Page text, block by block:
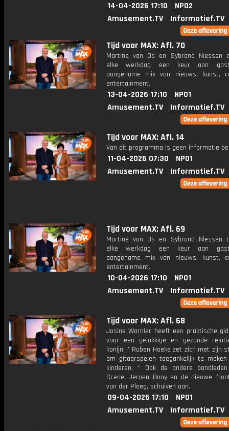
14-04-2026 17:10
NPO2
Amusement.TV
Informatief.TV
Tijd voor MAX: Afl. 70
Martine van Os en Sybrand Niessen
elke werkdag een keur aan
aangename mix van nieuws, kunst,
entertainment.
13-04-2026 17:10
NPO1
Amusement.TV
Informatief.TV
Tijd voor MAX: Afl. 14
Van dit programma is geen informatie
11-04-2026 07:30
NPO1
Amusement.TV
Informatief.TV
Tijd voor MAX: Afl. 69
Martine van Os en Sybrand Niessen
elke werkdag een keur aan
aangename mix van nieuws, kunst,
entertainment.
10-04-2026 17:10
NPO1
Amusement.TV
Informatief.TV
Tijd voor MAX: Afl. 68
Josine Warnier heeft een praktische
voor een gelukkige en gezonde
konijn. * Ruben Hoeke zet zich met zijn
om gitaarspelen toegankelijk te
kinderen. * Ook de andere
Scene, Jeroen Booy en de nieuwe
van der Ploeg, schuiven aan.
09-04-2026 17:10
NPO1
Amusement.TV
Informatief.TV